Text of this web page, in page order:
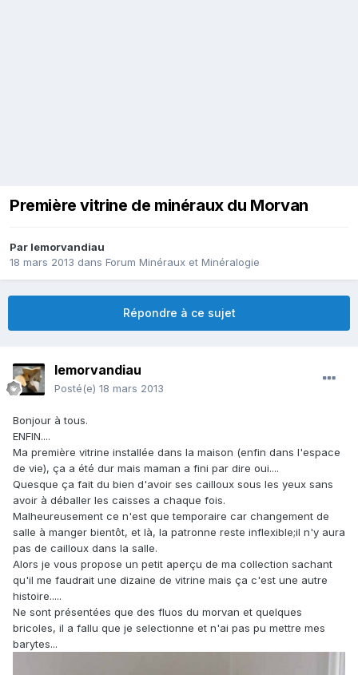
Première vitrine de minéraux du Morvan
Par lemorvandiau
18 mars 2013 dans Forum Minéraux et Minéralogie
Répondre à ce sujet
lemorvandiau
Posté(e) 18 mars 2013
Bonjour à tous.
ENFIN....
Ma première vitrine installée dans la maison (enfin dans l'espace
de vie), ça a été dur mais maman a fini par dire oui....
Quesque ça fait du bien d'avoir ses cailloux sous les yeux sans
avoir à déballer les caisses a chaque fois.
Malheureusement ce n'est que temporaire car changement de
salle à manger bientôt, et là, la patronne reste inflexible;il n'y aura
pas de cailloux dans la salle.
Alors je vous propose un petit aperçu de ma collection sachant
qu'il me faudrait une dizaine de vitrine mais ça c'est une autre
histoire.....
Ne sont présentées que des fluos du morvan et quelques
bricoles, il a fallu que je selectionne et n'ai pas pu mettre mes
barytes...